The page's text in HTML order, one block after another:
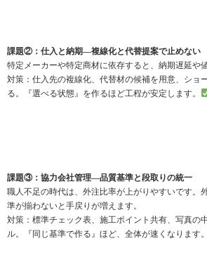
課題②：仕入と納期—複線化と代替提案で止めない
特定メーカーや特定商材に依存すると、納期遅延や
対策：仕入先の複線化、代替材の候補を用意、ショ
る。『選べる状態』を作るほど工程が安定します。
課題③：協力会社管理—品質基準と段取りの統一
職人不足の時代は、外注比率が上がりやすいです。
準が揃わないと手戻りが増えます。
対策：標準チェック表、施工ポイント共有、写真の
ル。『同じ基準で作る』ほど、全体が速くなります。